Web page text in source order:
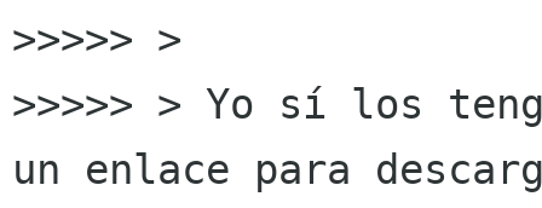
>>>>> >
>>>>> > Yo sí los
un enlace para